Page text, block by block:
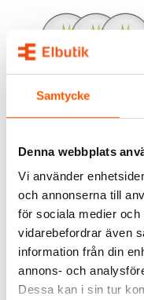
Samtycke
Denna webbplats
Vi använder
och annonserna till
för sociala medier
vidarebefordrar även
information från din
annons- och
Dessa kan i sin tur
Namron LED
Normal 3,8W E27 3-
99,00 kr
LÄGG I
I webblager: 100+ st